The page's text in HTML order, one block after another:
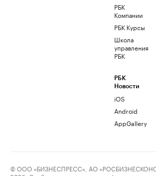
РБК
Компании
РБК Курсы
Школа
управления
РБК
РБК
Новости
iOS
Android
AppGallery
© ООО «БИЗНЕСПРЕСС», АО